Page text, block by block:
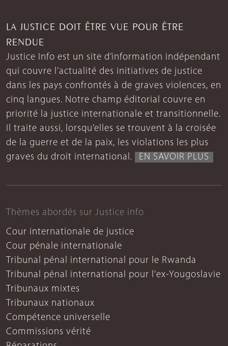
LA JUSTICE DOIT ÊTRE VUE POUR ÊTRE
RENDUE
Justice Info est un site d’information indépendant
qui couvre l’actualité des initiatives de justice
dans les pays confrontés à de graves violences, en
cinq langues. Notre champ éditorial couvre en
priorité la justice internationale et transitionnelle.
Il traite aussi, lorsqu’elles se trouvent à la croisée
de la guerre et de la paix, les violations les plus
graves du droit international.
EN SAVOIR PLUS
Thèmes abordés sur Justice info
Cour internationale de justice
Cour pénale internationale
Tribunal pénal international pour le Rwanda
Tribunal pénal international pour l'ex-Yougoslavie
Tribunaux mixtes
Tribunaux nationaux
Compétence universelle
Commissions vérité